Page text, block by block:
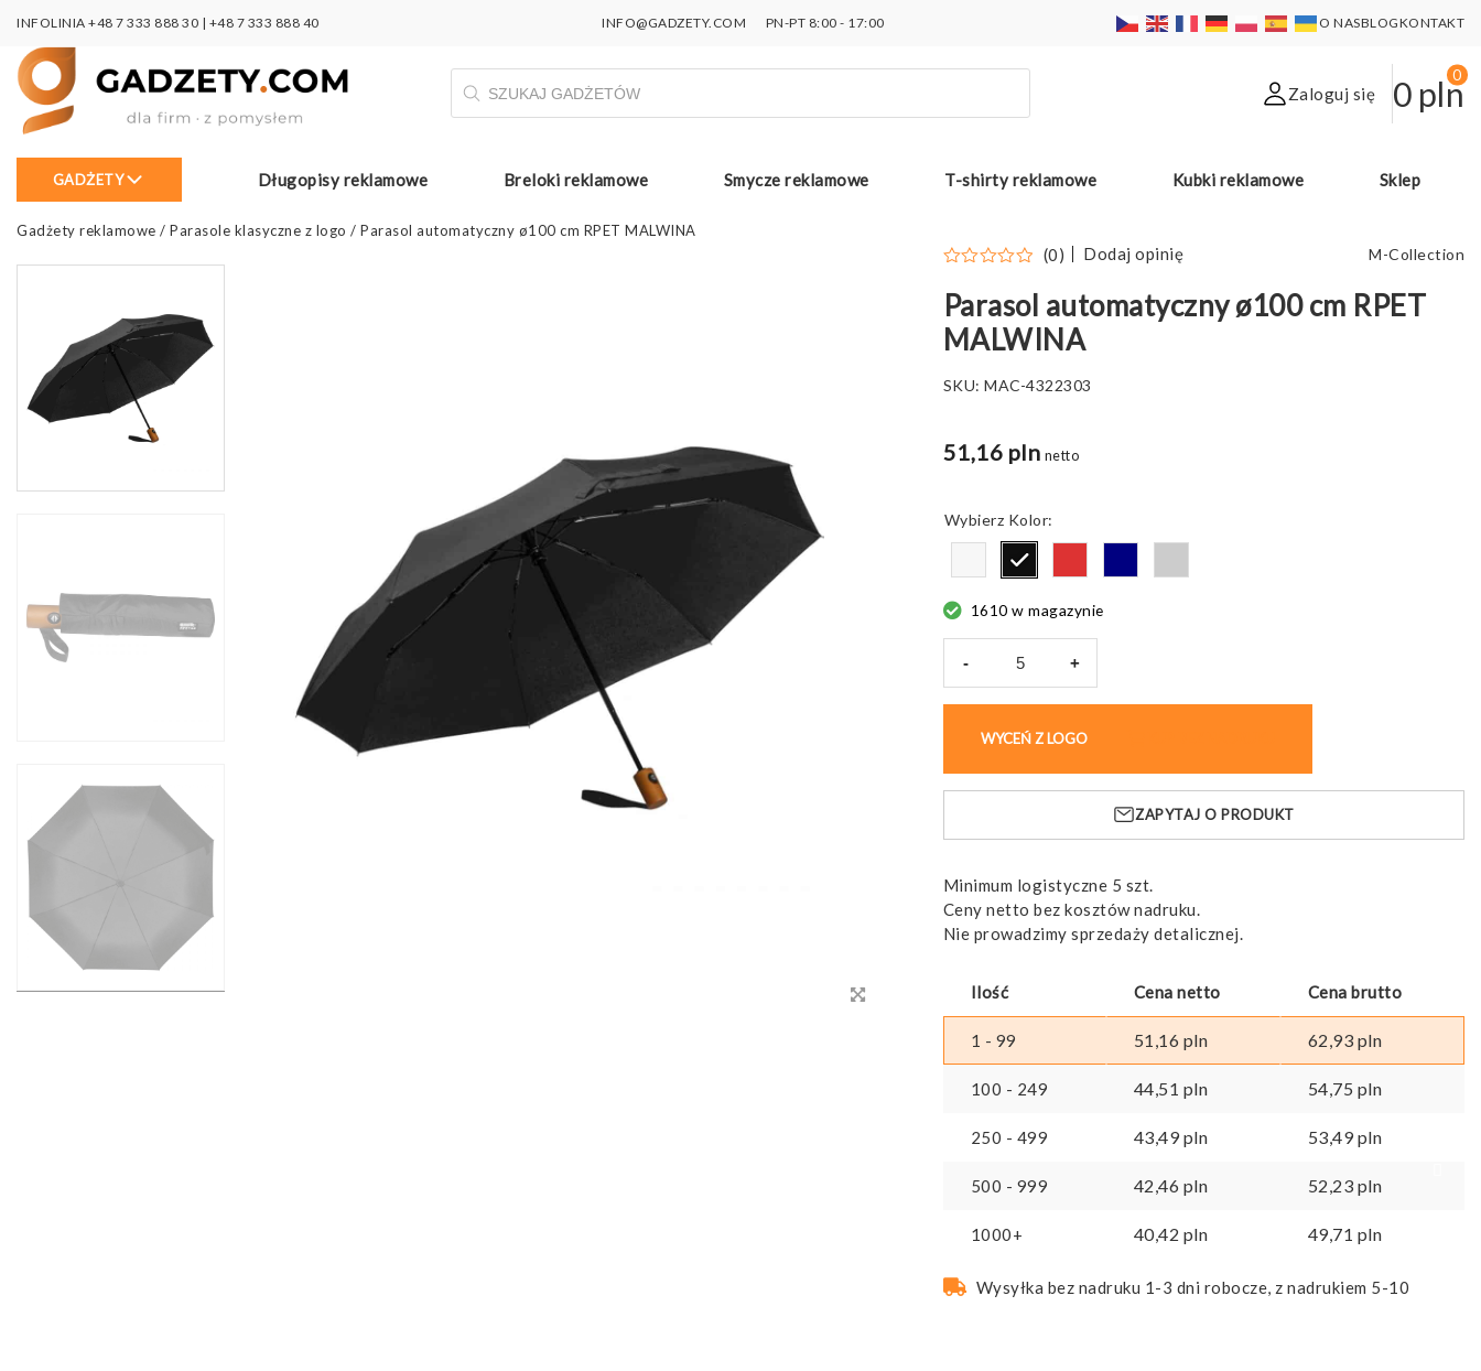
INFOLINIA +48 7 333 888 30 | +48 7 333 888 40 INFO@GADZETY.COM PN-PT 8:00 - 17:00 O NASBLOGKONTAKT
Wyszukiwarka
produktów
Zaloguj się 0 pln
0
GADŻETY Długopisy reklamowe Breloki reklamowe Smycze reklamowe T-shirty reklamowe Kubki reklamowe Sklep
Gadżety reklamowe / Parasole klasyczne z logo / Parasol automatyczny ø100 cm RPET MALWINA
(0) Dodaj opinię M-Collection
Parasol automatyczny ø100 cm RPET
MALWINA
SKU:MAC-4322303
51,16 pln netto
Kolor
1610 w magazynie
-
ø100
cm
RPET
+
WYCEŃ Z LOGO
ZAPYTAJ O PRODUKT
Minimum logistyczne 5 szt.
Ceny netto bez kosztów nadruku.
Nie prowadzimy sprzedaży detalicznej.
Ilość Cena netto Cena brutto
1 - 99 51,16 pln 62,93 pln
100 - 249 44,51 pln 54,75 pln
250 - 499 43,49pln 53,49pln
500 - 999 42,46 pln 52,23 pln
1000+ 40,42 pln 49,71 pln
Wysyłka bez nadruku 1-3 dni robocze, z nadrukiem 5-10